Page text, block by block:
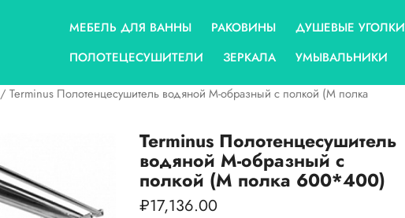
МЕБЕЛЬ ДЛЯ ВАННЫ РАКОВИНЫ
ДУШЕВЫЕ УГОЛКИ
ПОЛОТЕЦЕСУШИТЕЛИ
ЗЕРКАЛА УМЫВАЛЬНИКИ
/ Terminus Полотенцесушитель водяной М-образный с полкой (М полка
Terminus Полотенцесушитель
водяной М-образный с
полкой (М полка 600*400)
₽17,136.00